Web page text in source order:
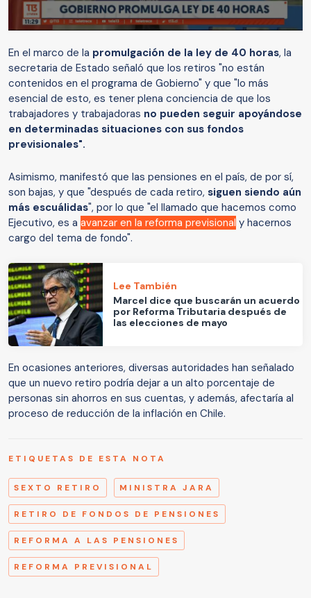
En el marco de la promulgación de la ley de 40 horas, la
secretaria de Estado señaló que los retiros "no están
contenidos en el programa de Gobierno" y que "lo más
esencial de esto, es tener plena conciencia de que los
trabajadores y trabajadoras no pueden seguir apoyándose
en determinadas situaciones con sus fondos
previsionales".
Asimismo, manifestó que las pensiones en el país, de por sí,
son bajas, y que "después de cada retiro, siguen siendo aún
más escuálidas", por lo que "el llamado que hacemos como
Ejecutivo, es a avanzar en la reforma previsional y hacernos
cargo del tema de fondo".
Lee También
Marcel dice que buscarán un acuerdo
por Reforma Tributaria después de
las elecciones de mayo
En ocasiones anteriores, diversas autoridades han señalado
que un nuevo retiro podría dejar a un alto porcentaje de
personas sin ahorros en sus cuentas, y además, afectaría al
proceso de reducción de la inflación en Chile.
ETIQUETAS DE ESTA NOTA
SEXTO RETIRO MINISTRA JARA
RETIRO DE FONDOS DE PENSIONES
REFORMA A LAS PENSIONES
REFORMA PREVISIONAL